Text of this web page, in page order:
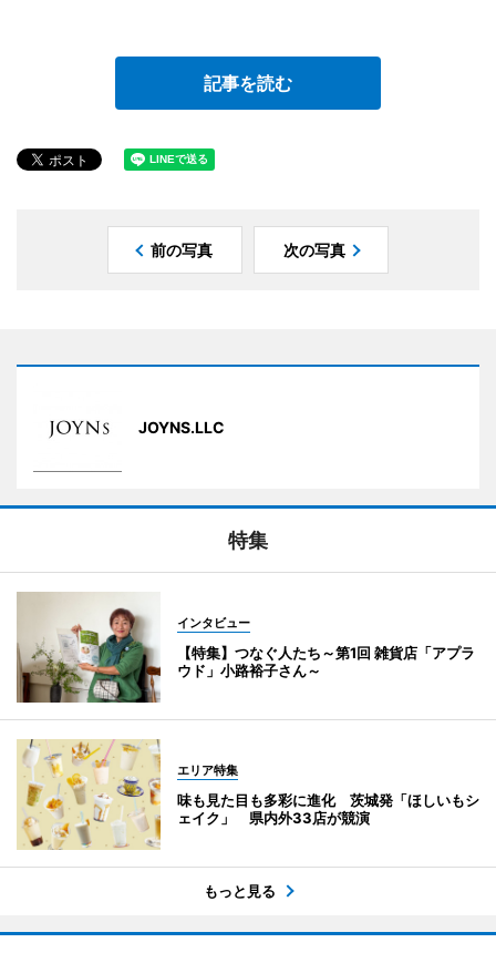
記事を読む
前の写真 次の写真
JOYNS.LLC
特集
インタビュー
【特集】つなぐ人たち～第1回 雑貨店「アプラ
ウド」小路裕子さん～
エリア特集
味も見た目も多彩に進化 茨城発「ほしいもシ
ェイク」 県内外33店が競演
もっと見る